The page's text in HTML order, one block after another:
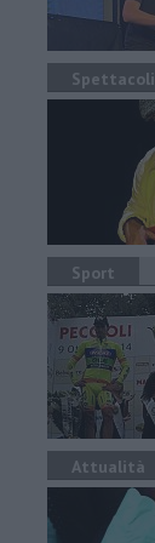
Spettacoli
Sport
Attualità